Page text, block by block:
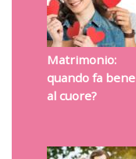
Matrimonio:
quando fa bene
al cuore?